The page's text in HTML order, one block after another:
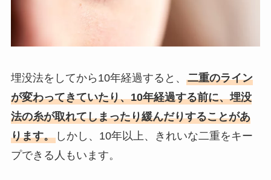
埋没法をしてから10年経過すると、 二重のライン
が変わってきていたり、10年経過する前に、埋没
法の糸が取れてしまったり緩んだりすることがあ
ります。しかし、10年以上、きれいな二重をキー
プできる人もいます。